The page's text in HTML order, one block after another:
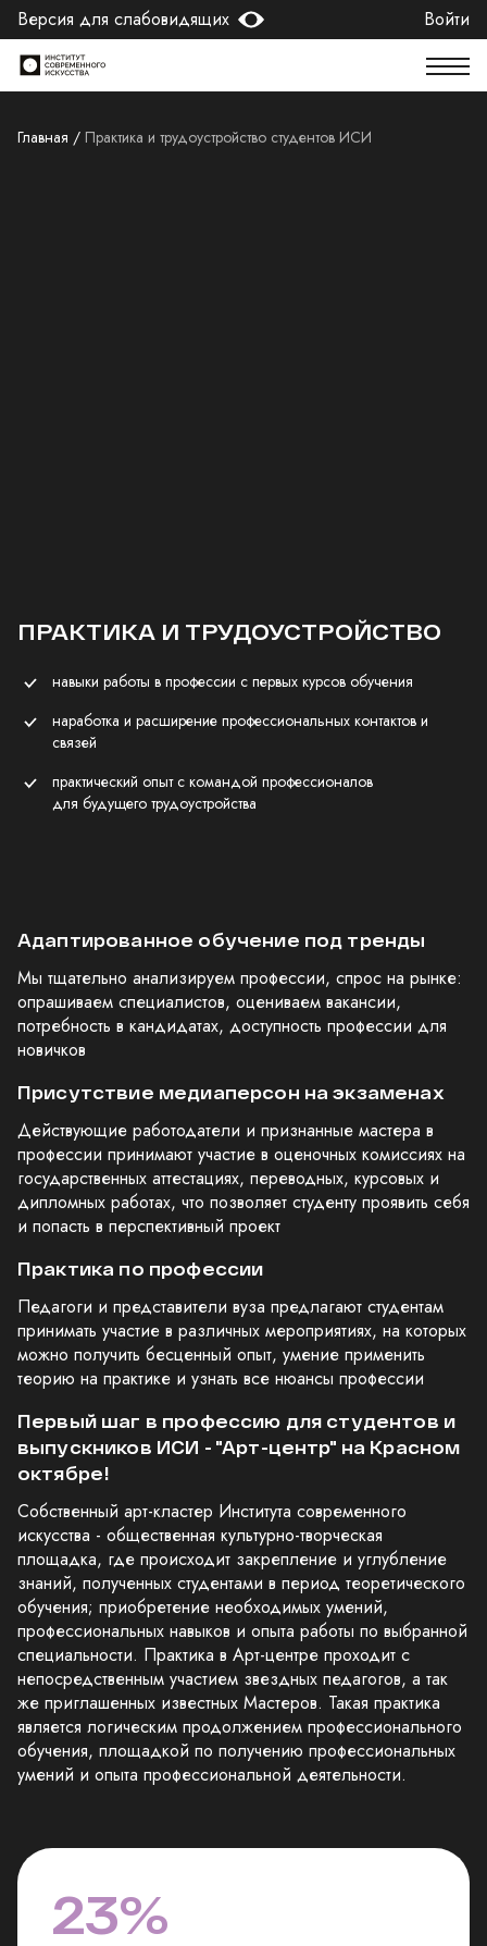
Версия для слабовидящих Войти
Главная / Практика и трудоустройство студентов ИСИ
ПРАКТИКА И ТРУДОУСТРОЙСТВО
навыки работы в профессии с первых курсов обучения
наработка и расширение профессиональных контактов и
связей
практический опыт с командой профессионалов
для будущего трудоустройства
23%
Адаптированное обучение под тренды
Мы тщательно анализируем профессии, спрос на рынке:
опрашиваем специалистов, оцениваем вакансии,
потребность в кандидатах, доступность профессии для
новичков
Присутствие медиаперсон на экзаменах
Действующие работодатели и признанные мастера в
профессии принимают участие в оценочных комиссиях на
государственных аттестациях, переводных, курсовых и
дипломных работах, что позволяет студенту проявить себя
и попасть в перспективный проект
Практика по профессии
Педагоги и представители вуза предлагают студентам
принимать участие в различных мероприятиях, на которых
можно получить бесценный опыт, умение применить
теорию на практике и узнать все нюансы профессии
Первый шаг в профессию для студентов и
выпускников ИСИ - "Арт-центр" на Красном
октябре!
Собственный арт-кластер Института современного
искусства - общественная культурно-творческая
площадка, где происходит закрепление и углубление
знаний, полученных студентами в период теоретического
обучения; приобретение необходимых умений,
профессиональных навыков и опыта работы по выбранной
специальности. Практика в Арт-центре проходит с
непосредственным участием звездных педагогов, а так
же приглашенных известных Мастеров. Такая практика
является логическим продолжением профессионального
обучения, площадкой по получению профессиональных
умений и опыта профессиональной деятельности.